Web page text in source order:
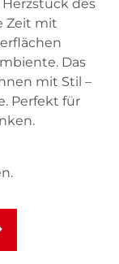
des
Zeit mit
Das
mit Stil –
Perfekt für